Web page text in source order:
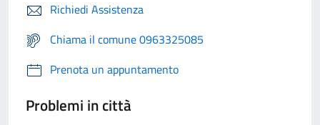
Richiedi Assistenza
Chiama il comune 0963325085
Prenota un appuntamento
Problemi in città